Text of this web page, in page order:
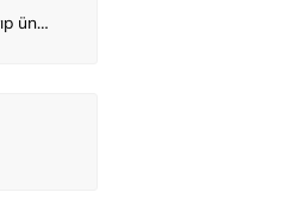
Ahbap’a bağışları kayıp ünlüler var